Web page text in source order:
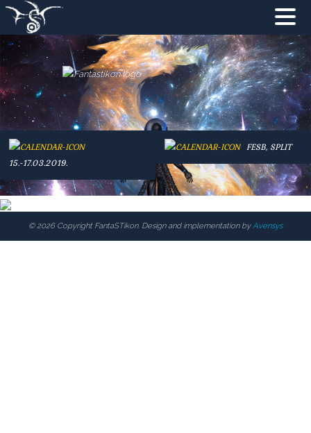
NATRAG
NASLOVNA
NOVOSTI
PROGRAM
ZA POSJETITELJE
SUPER H.I.K.
15.-17.03.2019.
FESB, SPLIT
© 2026 Copyright FantaSTikon. Design and implementation byAvensys